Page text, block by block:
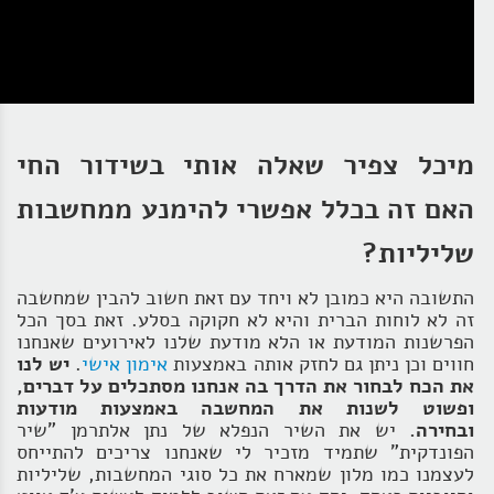
מיכל צפיר שאלה אותי בשידור החי
האם זה בכלל אפשרי להימנע ממחשבות
שליליות?
התשובה היא כמובן לא ויחד עם זאת חשוב להבין שמחשבה
זה לא לוחות הברית והיא לא חקוקה בסלע. זאת בסך הכל
הפרשנות המודעת או הלא מודעת שלנו לאירועים שאנחנו
חווים וכן ניתן גם לחזק אותה באמצעות אימון אישי. יש לנו
את הכח לבחור את הדרך בה אנחנו מסתכלים על דברים,
ופשוט לשנות את המחשבה באמצעות מודעות
ובחירה. יש את השיר הנפלא של נתן אלתרמן "שיר
הפונדקית" שתמיד מזכיר לי שאנחנו צריכים להתייחס
לעצמנו כמו מלון שמארח את כל סוגי המחשבות, שליליות